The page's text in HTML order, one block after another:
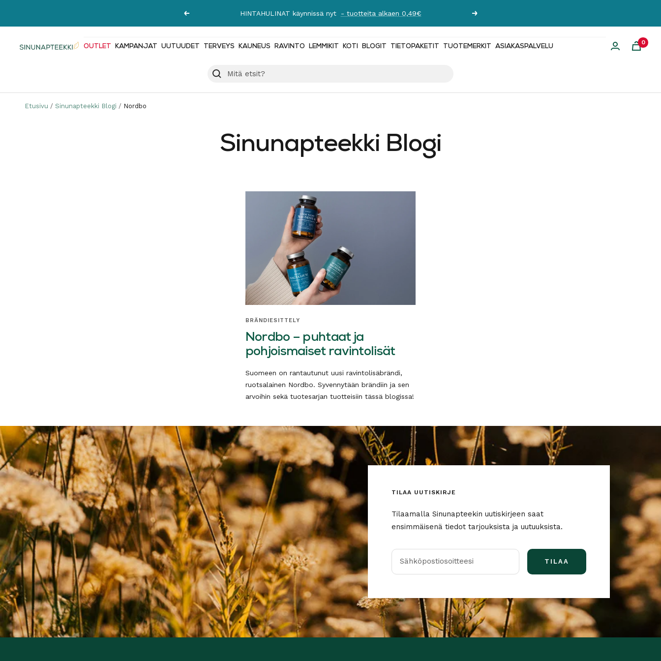
Edellinen HINTAHULINAT käynnissä nyt - tuotteita alkaen 0,49€ Seuraava
Sinunapteekki.fi OUTLET KAMPANJAT UUTUUDET TERVEYS KAUNEUS RAVINTO LEMMIKIT KOTI BLOGIT TIETOPAKETIT TUOTEMERKIT ASIAKASPALVELU
0
Etusivu Sinunapteekki Blogi Nordbo
Sinunapteekki Blogi
BRÄNDIESITTELY
Nordbo – puhtaat ja
pohjoismaiset ravintolisät
Suomeen on rantautunut uusi ravintolisäbrändi,
ruotsalainen Nordbo. Syvennytään brändiin ja sen
arvoihin sekä tuotesarjan tuotteisiin tässä blogissa!
TILAA UUTISKIRJE
Tilaamalla Sinunapteekin uutiskirjeen saat
ensimmäisenä tiedot tarjouksista ja uutuuksista.
Sähköpostiosoitteesi TILAA